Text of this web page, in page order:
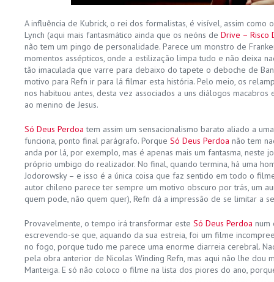
A influência de Kubrick, o rei dos formalistas, é visível, assim como
Lynch (aqui mais fantasmático ainda que os neóns de Drive – Risco
não tem um pingo de personalidade. Parece um monstro de
momentos assépticos, onde a estilização limpa tudo e não deixa
tão imaculada que varre para debaixo do tapete o deboche de
motivo para Refn ir para lá filmar esta história. Pelo meio, os
nos habituou antes, desta vez associados a uns diálogos
ao menino de Jesus.
Só Deus Perdoa tem assim um sensacionalismo barato aliado a
funciona, ponto final parágrafo. Porque Só Deus Perdoa não tem
anda por lá, por exemplo, mas é apenas mais um fantasma, neste
próprio umbigo do realizador. No final, quando termina, há uma
Jodorowsky – e isso é a única coisa que faz sentido em todo o
autor chileno parece ter sempre um motivo obscuro por trás, um
quem pode, não quem quer), Refn dá a impressão de se limitar a
Provavelmente, o tempo irá transformar este Só Deus Perdoa num
escrevendo-se que, aquando da sua estreia, foi um filme
no fogo, porque tudo me parece uma enorme diarreia cerebral.
pela obra anterior de Nicolas Winding Refn, mas aqui não lhe dou
Manteiga. E só não coloco o filme na lista dos piores do ano,